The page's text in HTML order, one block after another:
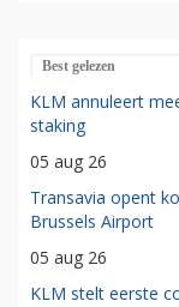
Best gelezen
KLM annuleert
staking
05 aug 26
Transavia opent
Brussels Airport
05 aug 26
KLM stelt eerste